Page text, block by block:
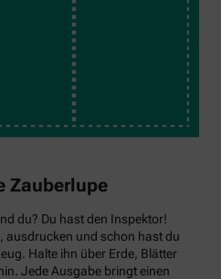
Zauberlupe
du? Du hast den Inspektor!
ausdrucken und schon hast du
Halte ihn über Erde, Blätter
Jede Ausgabe bringt einen